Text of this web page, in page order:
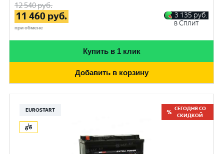
12 540руб.
11 460 руб.
при обмене
3 135 руб.
в Сплит
Купить в 1 клик
Добавить в корзину
EUROSTART
СЕГОДНЯ СО
СКИДКОЙ